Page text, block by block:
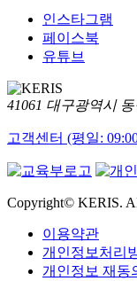
인스타그램
페이스북
유튜브
41061 대구광역시
고객센터 (평일:
Copyright© KERIS.
이용약관
개인정보처리
개인정보 재동